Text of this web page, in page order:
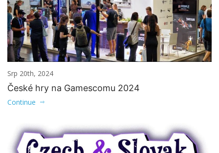
Srp 20th, 2024
České hry na Gamescomu 2024
Continue